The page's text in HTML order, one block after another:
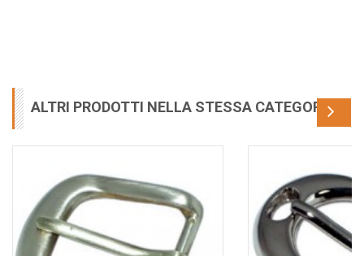
ALTRI PRODOTTI NELLA STESSA CATEGORIA